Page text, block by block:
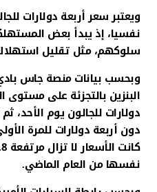
ويعتبر سعر أربعة دولارات
نفسيا، إذ يبدأ بعض
سلوكهم، مثل تقليل
وبحسب بيانات منصة جاس
دولارات للجالون يوم الأحد،
دون أربعة دولارات للمرة
نفسها من العام الماضي.